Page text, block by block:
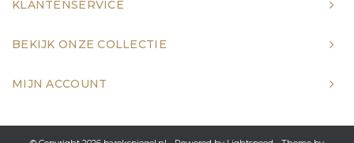
KLANTENSERVICE
BEKIJK ONZE COLLECTIE
MIJN ACCOUNT